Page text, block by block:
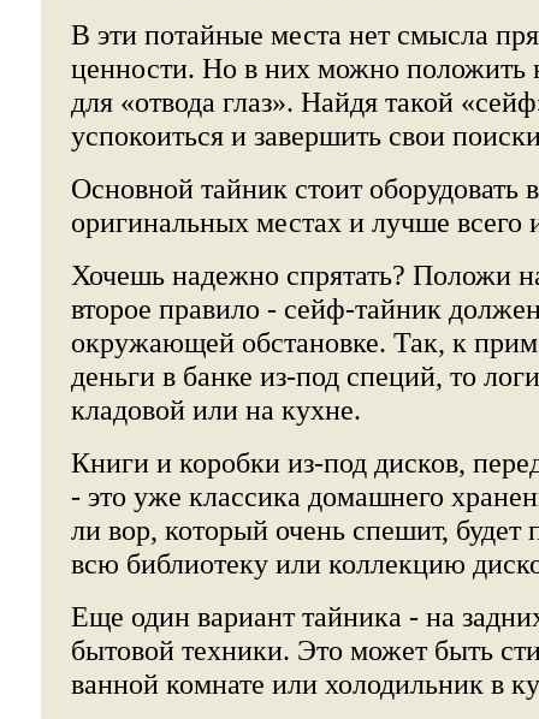
В эти потайные места нет смысла
ценности. Но в них можно положить
для «отвода глаз». Найдя такой
успокоиться и завершить свои
Основной тайник стоит оборудовать
оригинальных местах и лучше всего
Хочешь надежно спрятать? Положи
второе правило - сейф-тайник должен
окружающей обстановке. Так, к
деньги в банке из-под специй, то
кладовой или на кухне.
Книги и коробки из-под дисков,
- это уже классика домашнего
ли вор, который очень спешит, будет
всю библиотеку или коллекцию
Еще один вариант тайника - на
бытовой техники. Это может быть
ванной комнате или холодильник в